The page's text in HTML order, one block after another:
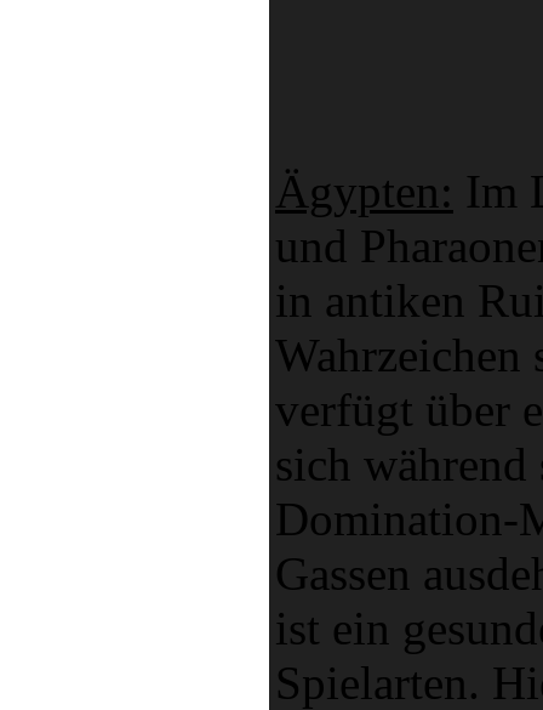
Ägypten: Im
und
in antiken
verfügt über
sich während
Domination-
Gassen
ist ein
Spielarten.